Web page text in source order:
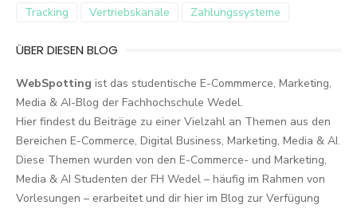
Tracking
Vertriebskanäle Zahlungssysteme
ÜBER DIESEN BLOG
WebSpotting ist das studentische E-Commmerce, Marketing,
Media & AI-Blog der Fachhochschule Wedel.
Hier findest du Beiträge zu einer Vielzahl an Themen aus den
Bereichen E-Commerce, Digital Business, Marketing, Media & AI.
Diese Themen wurden von den E-Commerce- und Marketing,
Media & AI Studenten der FH Wedel – häufig im Rahmen von
Vorlesungen – erarbeitet und dir hier im Blog zur Verfügung